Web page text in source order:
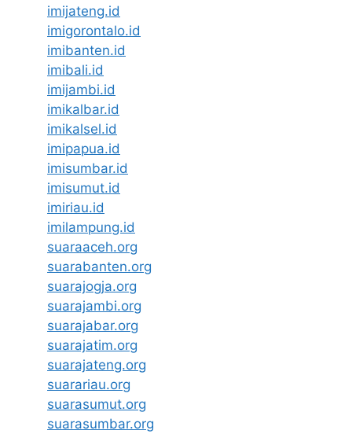
imijateng.id
imigorontalo.id
imibanten.id
imibali.id
imijambi.id
imikalbar.id
imikalsel.id
imipapua.id
imisumbar.id
imisumut.id
imiriau.id
imilampung.id
suaraaceh.org
suarabanten.org
suarajogja.org
suarajambi.org
suarajabar.org
suarajatim.org
suarajateng.org
suarariau.org
suarasumut.org
suarasumbar.org